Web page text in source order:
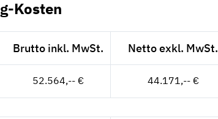
Kosten
Brutto inkl. MwSt. Netto exkl. MwSt.
52.564,-- € 44.171,-- €